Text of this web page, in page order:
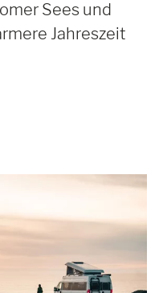
Sees und
Jahreszeit